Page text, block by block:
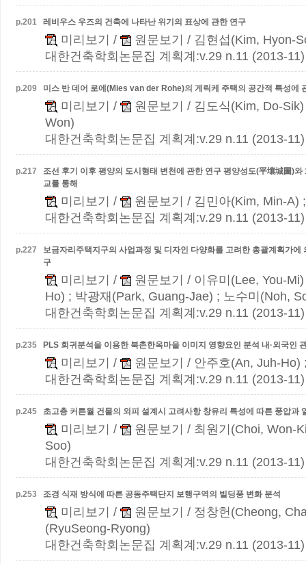
p.201 레비우스 우즈의 건축에 나타난 위기의 표상에 관한 연구
미리보기 / 원문보기
/ 김현섭(Kim, Hyon-
대한건축학회논문집 계획계:v.29 n.11 (2013-11)
p.209 미스 반 데어 로에(Mies van der Rohe)의 게릭케 주택의 공간적 특성에
미리보기 / 원문보기
/ 김도식(Kim, Do-
Won)
대한건축학회논문집 계획계:v.29 n.11 (2013-11)
p.217 조선 후기 이후 평양의 도시형태 변천에 관한 연구 평양성도(平壤城圖)와
교를 통해
미리보기 / 원문보기
/ 김민아(Kim, Min-A)
대한건축학회논문집 계획계:v.29 n.11 (2013-11)
p.227
보금자리주택지구의 사업과정 및 디자인 다양화를 고려한 총괄계획가에
구
미리보기 / 원문보기
/ 이유미(Lee, You-
Ho) ; 박광재(Park, Guang-Jae) ; 노수미(Noh,
대한건축학회논문집 계획계:v.29 n.11 (2013-11)
p.235 PLS 회귀분석을 이용한 북촌한옥마을 이미지 영향요인 분석 내·외국인
미리보기 / 원문보기
/ 안주호(An, Juh-Ho)
대한건축학회논문집 계획계:v.29 n.11 (2013-11)
p.245 초고층 커튼월 건물의 외피 설계시 고려사항 창유리 특성에 따른 풍압과
미리보기 / 원문보기
/ 최원기(Choi, Won-
Soo)
대한건축학회논문집 계획계:v.29 n.11 (2013-11)
p.253 조경 식재 방식에 따른 공동주택단지 보행구역의 빌딩풍 변화 분석
미리보기 / 원문보기
/ 정창헌(Cheong,
(RyuSeong-Ryong)
대한건축학회논문집 계획계:v.29 n.11 (2013-11)